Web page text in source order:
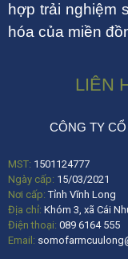
hợp trải nghiệm
hóa của miền
LIÊN
CÔNG TY
MST: 1501124777
Ngày cấp: 15/03/2021
Nơi cấp:Tỉnh Vĩnh Long
Địa chỉ: Khóm 3, xã Cái
Điện thoại: 089 6164 555
Email: